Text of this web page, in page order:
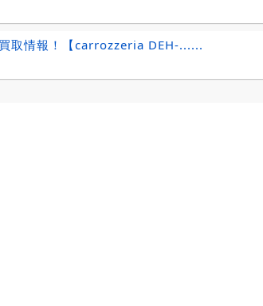
取情報！【carrozzeria DEH-......